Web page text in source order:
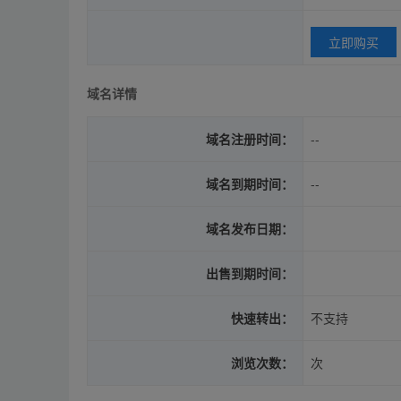
立即购买
域名详情
域名注册时间： --
域名到期时间： --
域名发布日期：
出售到期时间：
快速转出： 不支持
浏览次数： 次